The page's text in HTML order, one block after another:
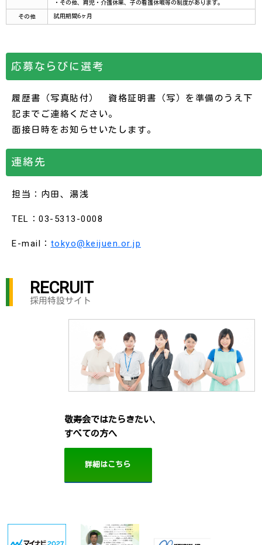
・その他、育児・介護休業、子の看護休暇等の制度があります。
その他 試用期間6ヶ月
応募ならびに選考
履歴書（写真貼付） 資格証明書（写）を準備のうえ下
記までご連絡ください。
面接日時をお知らせいたします。
連絡先
担当：内田、湯浅
TEL：03-5313-0008
E-mail： tokyo@keijuen.or.jp
RECRUIT
採用特設サイト
敬寿会ではたらきたい、
すべての方へ
詳細はこちら